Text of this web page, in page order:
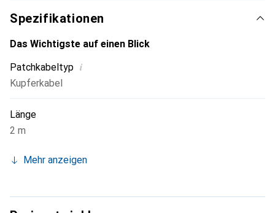
Spezifikationen
Das Wichtigste auf einen Blick
Patchkabeltyp i
Kupferkabel
Länge
2 m
Mehr anzeigen